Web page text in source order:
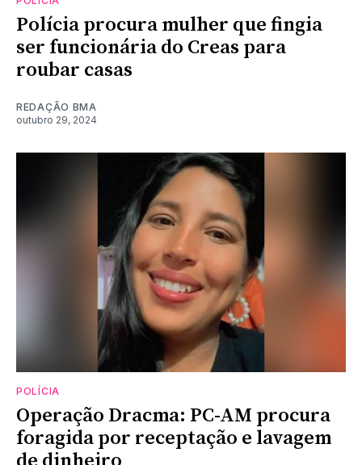
Polícia procura mulher que fingia
ser funcionária do Creas para
roubar casas
REDAÇÃO BMA
outubro 29, 2024
POLÍCIA
Operação Dracma: PC-AM procura
foragida por receptação e lavagem